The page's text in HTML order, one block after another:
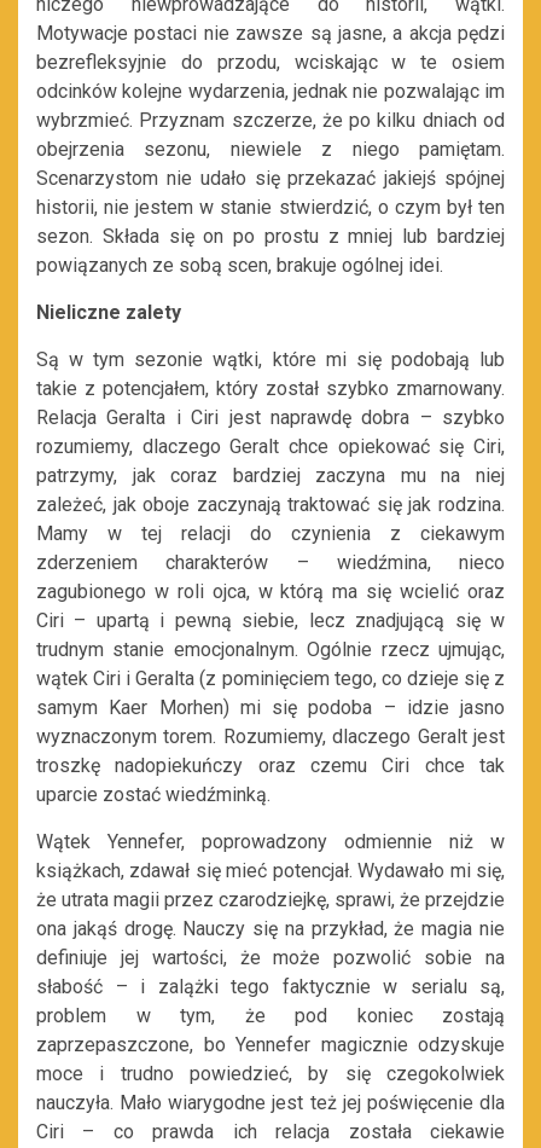
niczego niewprowadzające do historii, wątki.
Motywacje postaci nie zawsze są jasne, a akcja pędzi
bezrefleksyjnie do przodu, wciskając w te osiem
odcinków kolejne wydarzenia, jednak nie pozwalając im
wybrzmieć. Przyznam szczerze, że po kilku dniach od
obejrzenia sezonu, niewiele z niego pamiętam.
Scenarzystom nie udało się przekazać jakiejś spójnej
historii, nie jestem w stanie stwierdzić, o czym był ten
sezon. Składa się on po prostu z mniej lub bardziej
powiązanych ze sobą scen, brakuje ogólnej idei.
Nieliczne zalety
Są w tym sezonie wątki, które mi się podobają lub
takie z potencjałem, który został szybko zmarnowany.
Relacja Geralta i Ciri jest naprawdę dobra – szybko
rozumiemy, dlaczego Geralt chce opiekować się Ciri,
patrzymy, jak coraz bardziej zaczyna mu na niej
zależeć, jak oboje zaczynają traktować się jak rodzina.
Mamy w tej relacji do czynienia z ciekawym
zderzeniem charakterów – wiedźmina, nieco
zagubionego w roli ojca, w którą ma się wcielić oraz
Ciri – upartą i pewną siebie, lecz znadjującą się w
trudnym stanie emocjonalnym. Ogólnie rzecz ujmując,
wątek Ciri i Geralta (z pominięciem tego, co dzieje się z
samym Kaer Morhen) mi się podoba – idzie jasno
wyznaczonym torem. Rozumiemy, dlaczego Geralt jest
troszkę nadopiekuńczy oraz czemu Ciri chce tak
uparcie zostać wiedźminką.
Wątek Yennefer, poprowadzony odmiennie niż w
książkach, zdawał się mieć potencjał. Wydawało mi się,
że utrata magii przez czarodziejkę, sprawi, że przejdzie
ona jakąś drogę. Nauczy się na przykład, że magia nie
definiuje jej wartości, że może pozwolić sobie na
słabość – i zalążki tego faktycznie w serialu są,
problem w tym, że pod koniec zostają
zaprzepaszczone, bo Yennefer magicznie odzyskuje
moce i trudno powiedzieć, by się czegokolwiek
nauczyła. Mało wiarygodne jest też jej poświęcenie dla
Ciri – co prawda ich relacja została ciekawie